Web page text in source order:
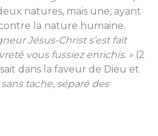
natures, mais une, ayant
la nature humaine.
Jésus-Christ s’est fait
vous fussiez enrichis. »(2
dans la faveur de Dieu et
tache, séparé des